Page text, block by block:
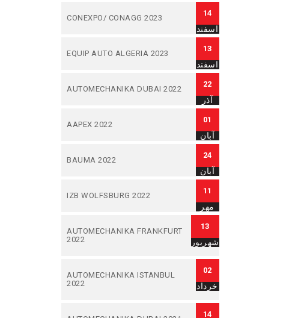
CONEXPO/ CONAGG 2023
14
اسفند
EQUIP AUTO ALGERIA 2023
13
اسفند
AUTOMECHANIKA DUBAI 2022
22
آذر
AAPEX 2022
01
آبان
BAUMA 2022
24
آبان
IZB WOLFSBURG 2022
11
مهر
AUTOMECHANIKA FRANKFURT
2022
13
شهریور
AUTOMECHANIKA ISTANBUL
2022
02
خرداد
14